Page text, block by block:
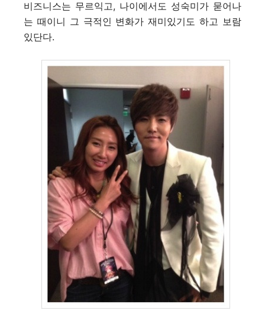
비즈니스는 무르익고, 나이에서도 성숙미가 묻어나
는 때이니 그 극적인 변화가 재미있기도 하고 보람
있단다.